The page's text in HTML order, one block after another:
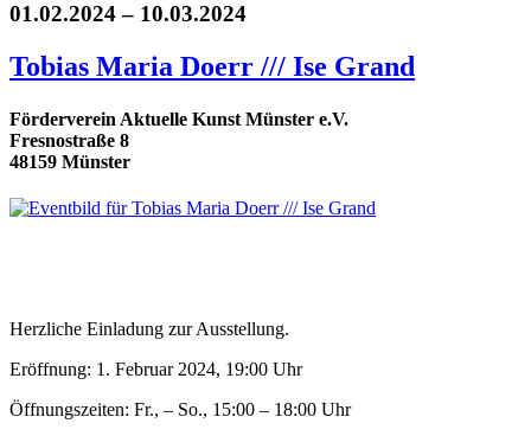
01.02.2024 – 10.03.2024
Tobias Maria Doerr /// Ise Grand
Förderverein Aktuelle Kunst Münster e.V.
Fresnostraße 8
48159 Münster
Herzliche Einladung zur Ausstellung.
Eröffnung: 1. Februar 2024, 19:00 Uhr
Öffnungszeiten: Fr., – So., 15:00 – 18:00 Uhr